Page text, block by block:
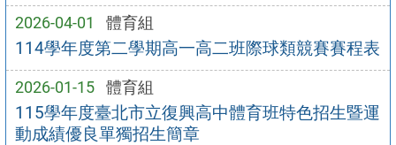
2026-04-01 體育組
114學年度第二學期高一高二班際球類競賽賽程表
2026-01-15 體育組
115學年度臺北市立復興高中體育班特色招生暨運
動成績優良單獨招生簡章